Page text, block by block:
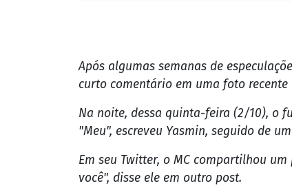
Após algumas semanas de
curto comentário em uma foto
Na noite, dessa quinta-feira (2/10), o
"Meu", escreveu Yasmin, seguido de
Em seu Twitter, o MC compartilhou
você", disse ele em outro post.